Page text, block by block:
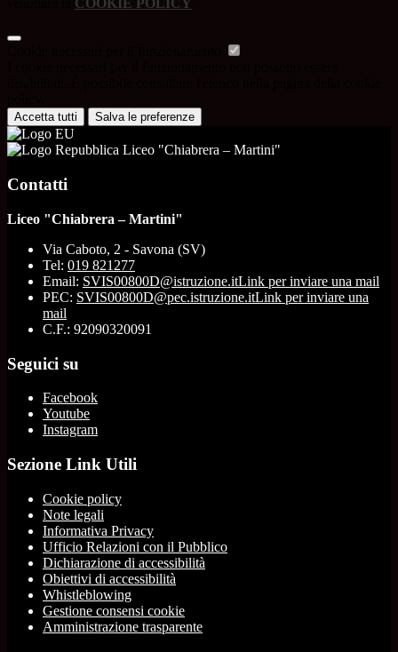
COOKIE POLICY
Accetta tutti Salva le preferenze
Liceo "Chiabrera – Martini"
Contatti
Liceo "Chiabrera – Martini"
Via Caboto, 2 - Savona (SV)
Tel: 019 821277
Email: SVIS00800D@istruzione.itLink per inviare una mail
PEC: SVIS00800D@pec.istruzione.itLink per inviare una
mail
C.F.: 92090320091
Seguici su
Facebook
Youtube
Instagram
Sezione Link Utili
Cookie policy
Note legali
Informativa Privacy
Ufficio Relazioni con il Pubblico
Dichiarazione di accessibilità
Obiettivi di accessibilità
Whistleblowing
Gestione consensi cookie
Amministrazione trasparente